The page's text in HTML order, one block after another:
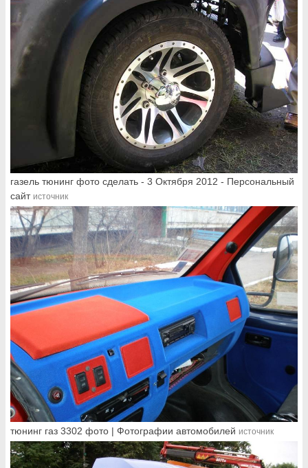
газель тюнинг фото сделать - 3 Октября 2012 - Персональный
сайт источник
тюнинг газ 3302 фото | Фотографии автомобилей источник